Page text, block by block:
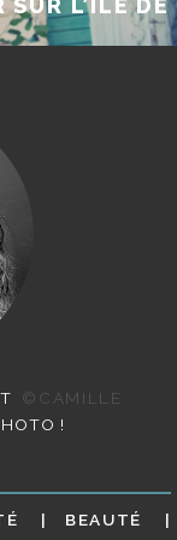
SUR L’ÎLE DE
©CAMILLE
!
BEAUTÉ